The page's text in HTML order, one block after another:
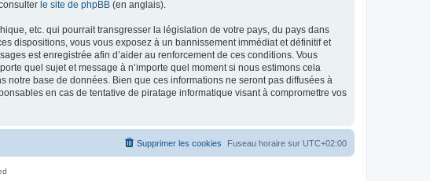
le site de phpBB (en anglais).
etc. qui pourrait transgresser la législation de votre pays, du pays dans
dispositions, vous vous exposez à un bannissement immédiat et définitif et
est enregistrée afin d’aider au renforcement de ces conditions. Vous
quel sujet et message à n’importe quel moment si nous estimons cela
base de données. Bien que ces informations ne seront pas diffusées à
en cas de tentative de piratage informatique visant à compromettre vos
Fuseau horaire sur UTC+02:00
Supprimer les cookies